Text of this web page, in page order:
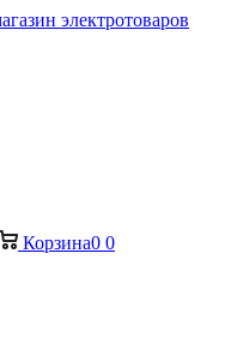
Корзина0 0